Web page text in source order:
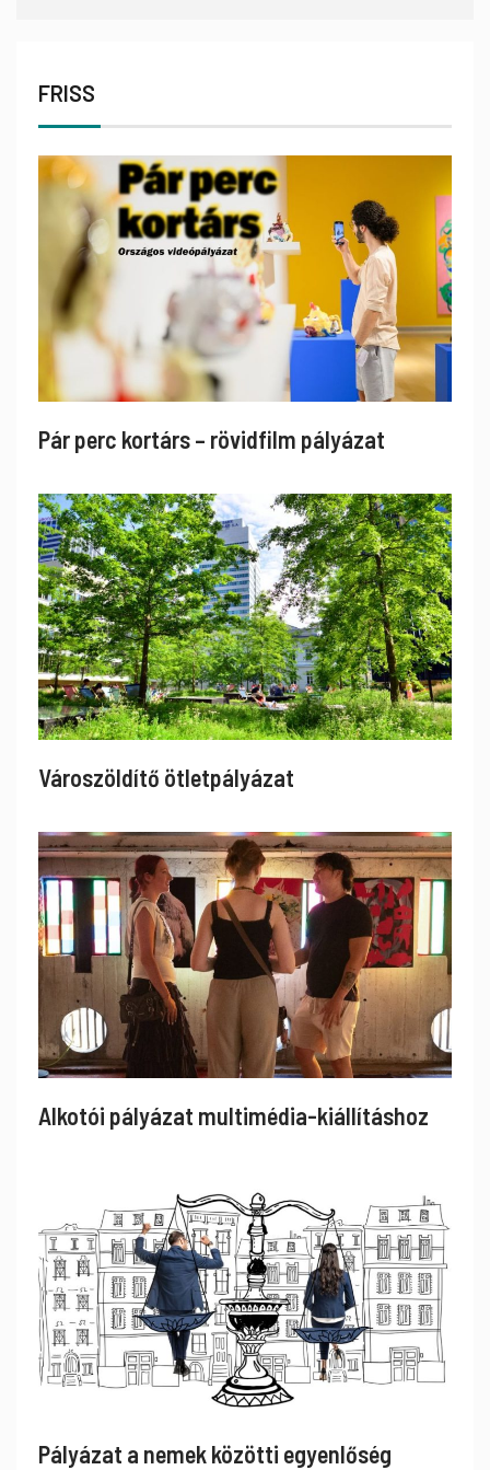
FRISS
Pár perc kortárs – rövidfilm pályázat
Városzöldítő ötletpályázat
Alkotói pályázat multimédia-kiállításhoz
Pályázat a nemek közötti egyenlőség